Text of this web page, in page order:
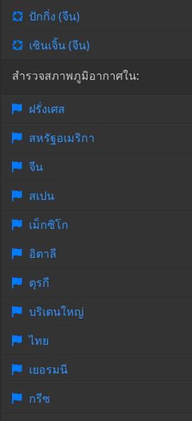
ปักกิ่ง (จีน)
เซินเจิ้น (จีน)
สำรวจสภาพภูมิอากาศใน:
ฝรั่งเศส
สหรัฐอเมริกา
จีน
สเปน
เม็กซิโก
อิตาลี
ตุรกี
บริเตนใหญ่
ไทย
เยอรมนี
กรีซ